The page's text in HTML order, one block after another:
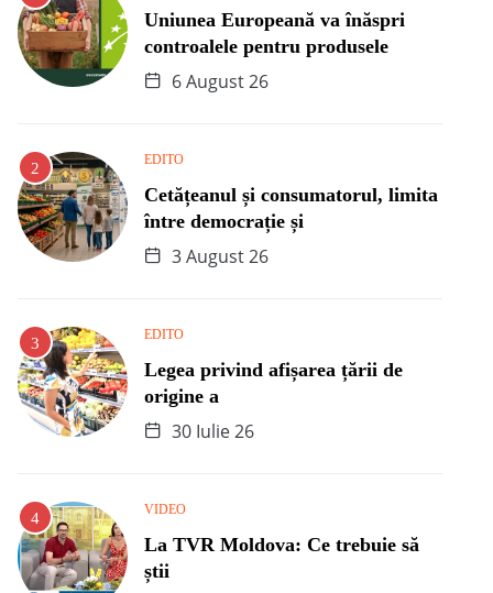
Uniunea Europeană va înăspri
controalele pentru produsele
6 August 26
EDITO
Cetățeanul și consumatorul, limita
între democrație și
3 August 26
EDITO
Legea privind afișarea țării de
origine a
30 Iulie 26
VIDEO
La TVR Moldova: Ce trebuie să
știi